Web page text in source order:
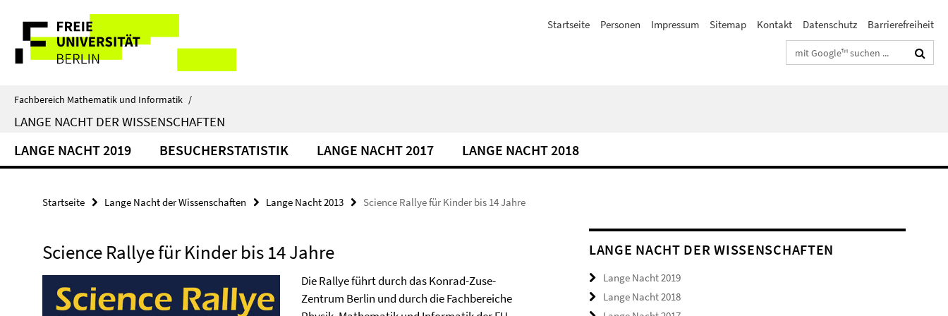
direkt
Inhalt
Service-
Navigation
Startseite Personen Impressum Sitemap Kontakt Datenschutz
Barrierefreiheit
Suchbegriffe
Fachbereich Mathematik und Informatik /
LANGE NACHT DER WISSENSCHAFTEN
LANGE NACHT 2019 BESUCHERSTATISTIK LANGE NACHT 2017 LANGE NACHT 2018
Startseite Lange Nacht der Wissenschaften Lange Nacht 2013 Science Rallye für Kinder bis 14 Jahre
Science Rallye für Kinder bis 14 Jahre
Die Rallye führt durch das Konrad-Zuse-
Zentrum Berlin und durch die Fachbereiche
LANGE NACHT DER WISSENSCHAFTEN
Lange Nacht 2019
Lange Nacht 2018